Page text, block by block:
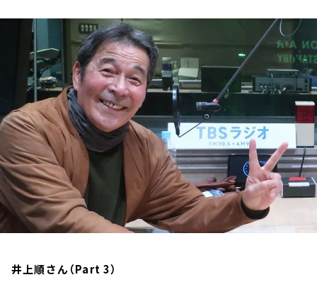
お知らせ
イベント・グッズ
YouTube
会社情報
井上順さん（Part 3）